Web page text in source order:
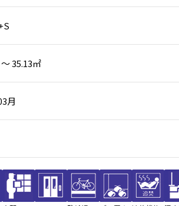
35.13㎡
月